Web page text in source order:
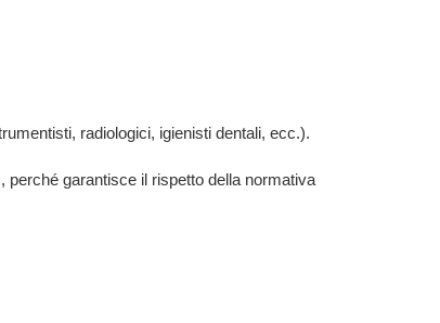
radiologici, igienisti dentali, ecc.).
perché garantisce il rispetto della normativa